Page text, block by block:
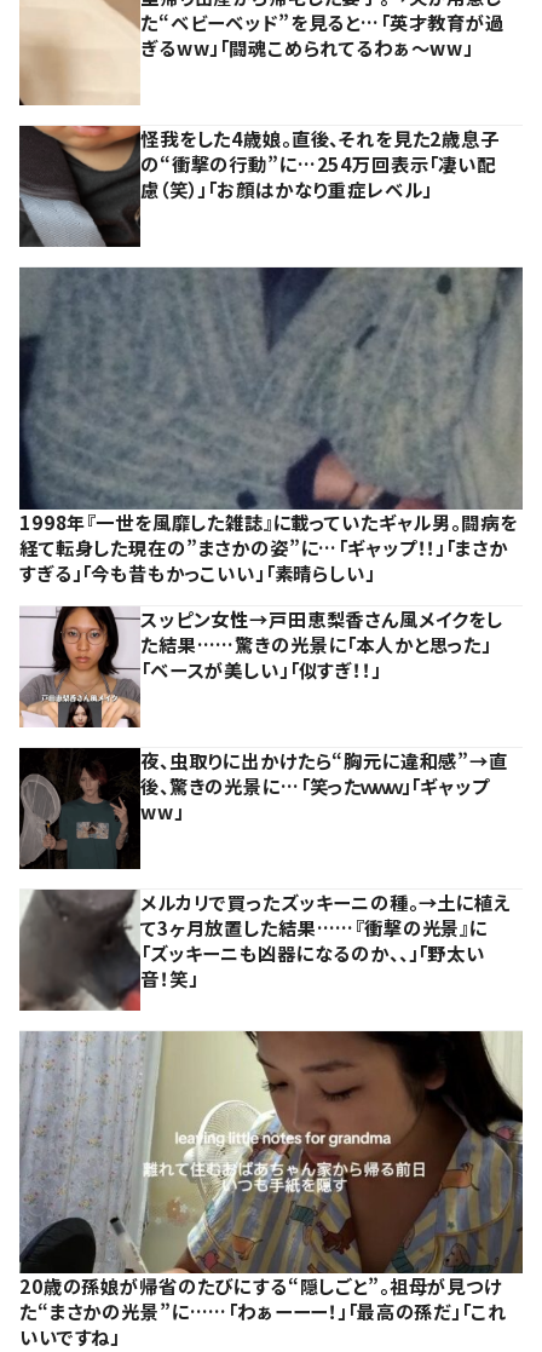
た“ベビーベッド”を見ると…「英才教育が過
ぎるww」「闘魂こめられてるわぁ～ww」
怪我をした4歳娘。直後、それを見た2歳息子
の“衝撃の行動”に…254万回表示「凄い配
慮（笑）」「お顔はかなり重症レベル」
1998年『一世を風靡した雑誌』に載っていたギャル男。闘病を
経て転身した現在の”まさかの姿”に…「ギャップ！！」「まさか
すぎる」「今も昔もかっこいい」「素晴らしい」
スッピン女性→戸田恵梨香さん風メイクをし
た結果……驚きの光景に「本人かと思った」
「ベースが美しい」「似すぎ！！」
夜、虫取りに出かけたら“胸元に違和感”→直
後、驚きの光景に…「笑ったｗｗｗ」「ギャップ
ww」
メルカリで買ったズッキーニの種。→土に植え
て3ヶ月放置した結果……『衝撃の光景』に
「ズッキーニも凶器になるのか、、」「野太い
音！笑」
20歳の孫娘が帰省のたびにする“隠しごと”。祖母が見つけ
た“まさかの光景”に……「わぁーーー！」「最高の孫だ」「これ
いいですね」